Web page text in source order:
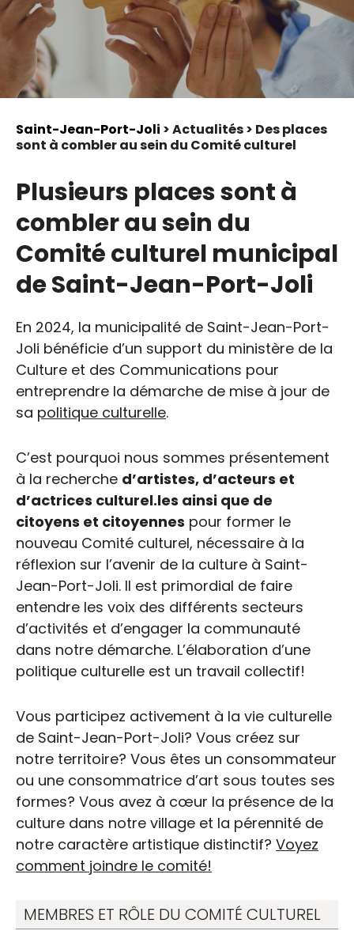
Saint-Jean-Port-Joli > Actualités > Des places
sont à combler au sein du Comité culturel
Plusieurs places sont à
combler au sein du
Comité culturel municipal
de Saint-Jean-Port-Joli
En 2024, la municipalité de Saint-Jean-Port-
Joli bénéficie d’un support du ministère de la
Culture et des Communications pour
entreprendre la démarche de mise à jour de
sa politique culturelle.
C’est pourquoi nous sommes présentement
à la recherche d’artistes, d’acteurs et
d’actrices culturel.les ainsi que de
citoyens et citoyennes pour former le
nouveau Comité culturel, nécessaire à la
réflexion sur l’avenir de la culture à Saint-
Jean-Port-Joli. Il est primordial de faire
entendre les voix des différents secteurs
d’activités et d’engager la communauté
dans notre démarche. L’élaboration d’une
politique culturelle est un travail collectif!
Vous participez activement à la vie culturelle
de Saint-Jean-Port-Joli? Vous créez sur
notre territoire? Vous êtes un consommateur
ou une consommatrice d’art sous toutes ses
formes? Vous avez à cœur la présence de la
culture dans notre village et la pérennité de
notre caractère artistique distinctif? Voyez
comment joindre le comité!
MEMBRES ET RÔLE DU COMITÉ CULTUREL